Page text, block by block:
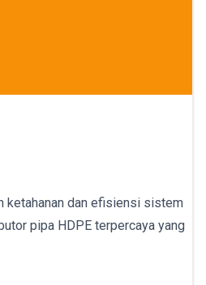
ketahanan dan efisiensi sistem
pipa HDPE terpercaya yang